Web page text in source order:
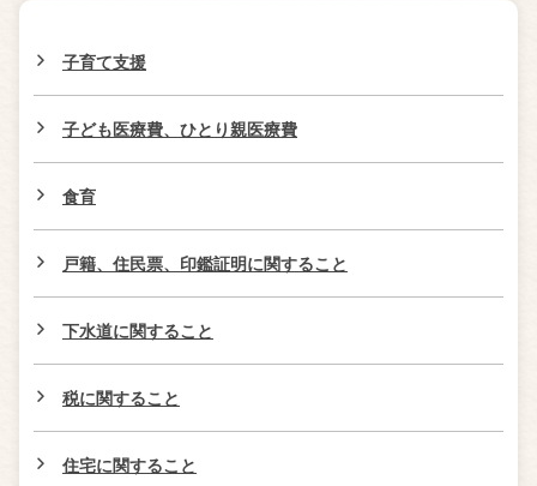
子育て支援
子ども医療費、ひとり親医療費
食育
戸籍、住民票、印鑑証明に関すること
下水道に関すること
税に関すること
住宅に関すること